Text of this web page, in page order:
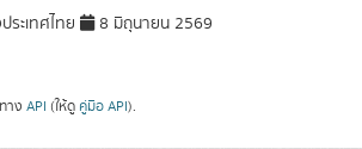
ระเทศไทย 8 มิถุนายน 2569
าง API (ให้ดู คู่มือ API).